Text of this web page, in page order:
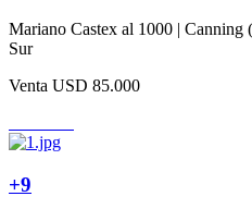
Mariano Castex al 1000 |
Sur
Venta USD 85.000
+9